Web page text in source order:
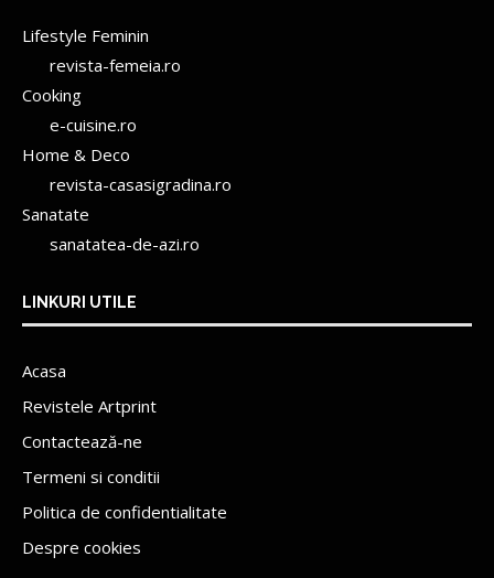
Lifestyle Feminin
revista-femeia.ro
Cooking
e-cuisine.ro
Home & Deco
revista-casasigradina.ro
Sanatate
sanatatea-de-azi.ro
LINKURI UTILE
Acasa
Revistele Artprint
Contactează-ne
Termeni si conditii
Politica de confidentialitate
Despre cookies